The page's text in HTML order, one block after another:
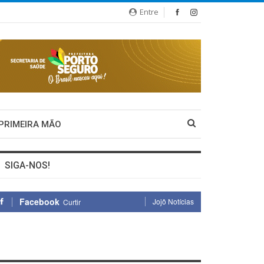
Entre
MÃO
SIGA-NOS!
Facebook Curtir Jojô Notícias